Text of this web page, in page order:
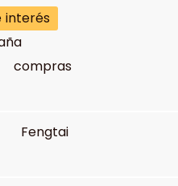
interés
compras
Fengtai